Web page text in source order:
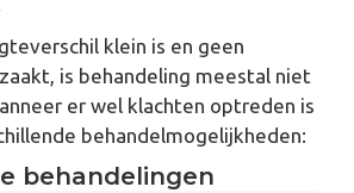
klein is en geen
is behandeling meestal niet
er wel klachten optreden is
behandelmogelijkheden:
behandelingen